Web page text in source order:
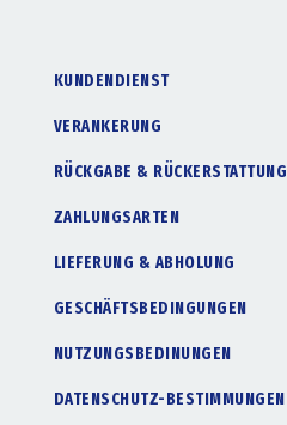
KUNDENDIENST
VERANKERUNG
RÜCKGABE & RÜCKERSTATTUNG
ZAHLUNGSARTEN
LIEFERUNG & ABHOLUNG
GESCHÄFTSBEDINGUNGEN
NUTZUNGSBEDINUNGEN
DATENSCHUTZ-BESTIMMUNGEN